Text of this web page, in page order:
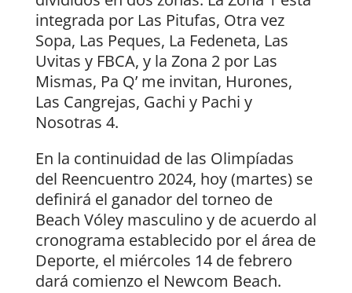
integrada por Las Pitufas, Otra vez
Sopa, Las Peques, La Fedeneta, Las
Uvitas y FBCA, y la Zona 2 por Las
Mismas, Pa Q’ me invitan, Hurones,
Las Cangrejas, Gachi y Pachi y
Nosotras 4.
En la continuidad de las Olimpíadas
del Reencuentro 2024, hoy (martes) se
definirá el ganador del torneo de
Beach Vóley masculino y de acuerdo al
cronograma establecido por el área de
Deporte, el miércoles 14 de febrero
dará comienzo el Newcom Beach.